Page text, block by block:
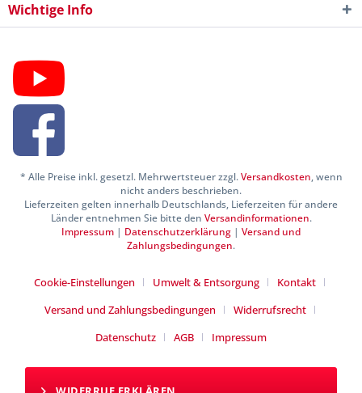
Wichtige Info
* Alle Preise inkl. gesetzl. Mehrwertsteuer zzgl.Versandkosten, wenn
nicht anders beschrieben.
Lieferzeiten gelten innerhalb Deutschlands, Lieferzeiten für andere
Länder entnehmen Sie bitte den Versandinformationen.
Impressum | Datenschutzerklärung | Versand und
Zahlungsbedingungen.
Cookie-Einstellungen Umwelt & Entsorgung
Kontakt
Versand und Zahlungsbedingungen
Widerrufsrecht
Datenschutz
AGB Impressum